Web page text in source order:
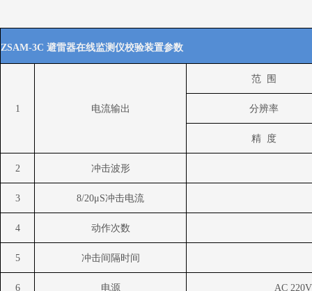
ZSAM-3C 避雷器在线监测仪校验装置参数
1 电流输出
范 围
分辨率
精 度
2 冲击波形
3 8/20μ S冲击电流
4 动作次数
5 冲击间隔时间
6 电源 AC 220V